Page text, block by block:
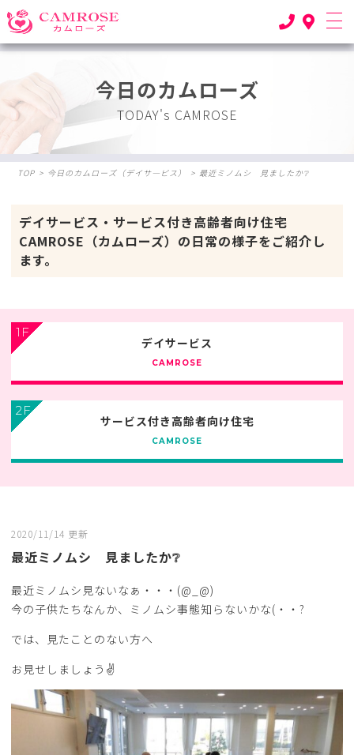
今日のカムローズ
TODAY's CAMROSE
TOP > 今日のカムローズ（デイサ―ビス） > 最近ミノムシ 見ましたか❔
デイサービス・サービス付き高齢者向け住宅
CAMROSE（カムローズ）の日常の様子をご紹介し
ます。
1F
デイサービス
CAMROSE
2F
サービス付き高齢者向け住宅
CAMROSE
2020/11/14 更新
最近ミノムシ 見ましたか❔
最近ミノムシ見ないなぁ・・・(@_@)
今の子供たちなんか、ミノムシ事態知らないかな(・・?
では、見たことのない方へ
お見せしましょう✌